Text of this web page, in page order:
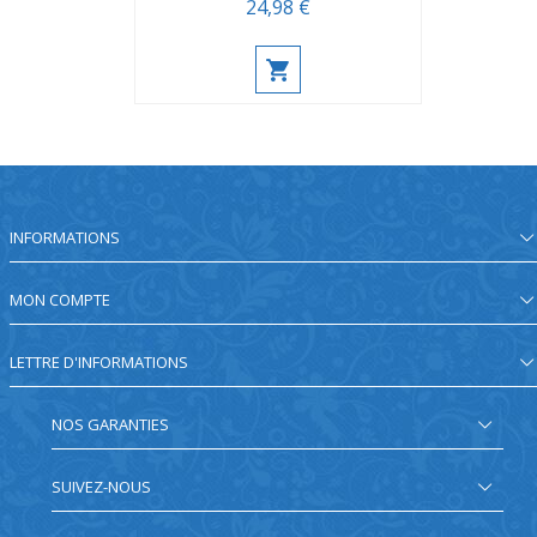
24,98 €
INFORMATIONS
MON COMPTE
LETTRE D'INFORMATIONS
NOS GARANTIES
SUIVEZ-NOUS